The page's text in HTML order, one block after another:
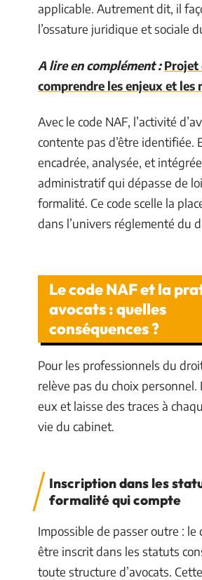
applicable. Autrement dit, il
l’ossature juridique et sociale
A lire en complément : Projet
comprendre les enjeux et
Avec le code NAF, l’activité
contente pas d’être identifiée.
encadrée, analysée, et
administratif qui dépasse de
formalité. Ce code scelle la
dans l’univers réglementé du
Le code NAF et la
avocats : quelles
conséquences ?
Pour les professionnels du
relève pas du choix personnel.
eux et laisse des traces à
vie du cabinet.
Inscription dans les
formalité qui compte
Impossible de passer outre : le
être inscrit dans les statuts
toute structure d’avocats.